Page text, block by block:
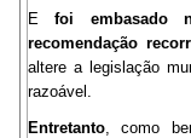
Efoi embasado
recomendação
altere a legislação
razoável.
Entretanto , como